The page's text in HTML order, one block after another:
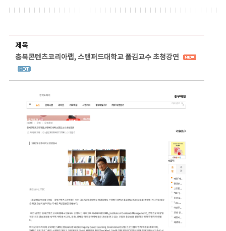
제목
충북콘텐츠코리아랩, 스탠퍼드대학교 폴김교수 초청강연